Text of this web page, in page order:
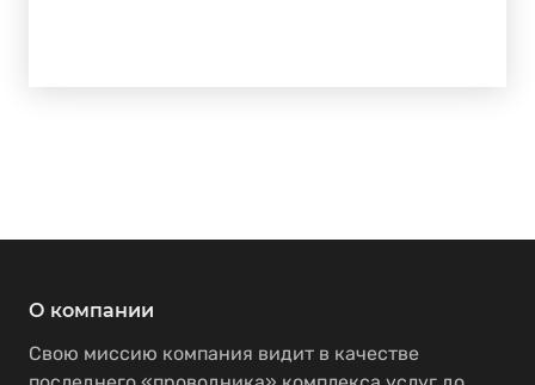
О компании
Свою миссию компания видит в качестве